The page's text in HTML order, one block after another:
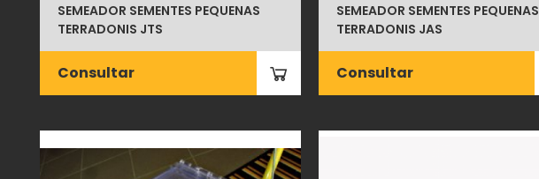
SEMEADOR SEMENTES PEQUENAS
TERRADONIS JTS
Consultar
SEMEADOR SEMENTES PEQUENAS
TERRADONIS JAS
Consultar